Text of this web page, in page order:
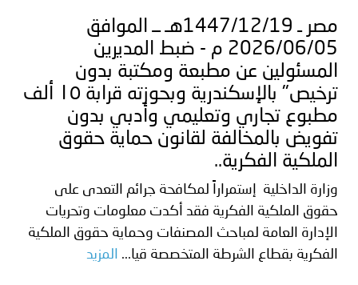
مصر ـ 1447/12/19هـ ــ الموافق
2026/06/05 م - ضبط المديرين
المسئولين عن مطبعة ومكتبة بدون
ترخيص" بالإسكندرية وبحوزته قرابة ١٥ ألف
مطبوع تجاري وتعليمي وأدبي بدون
تفويض بالمخالفة لقانون حماية حقوق
الملكية الفكرية..
وزارة الداخلية إستمراراً لمكافحة جرائم التعدى على
حقوق الملكية الفكرية فقد أكدت معلومات وتحريات
الإدارة العامة لمباحث المصنفات وحماية حقوق الملكية
الفكرية بقطاع الشرطة المتخصصة قيا...
المزيد